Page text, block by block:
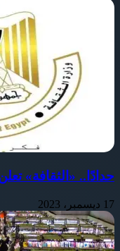
حدادًا.. «الثقافة» تعلن
17 ديسمبر، 2023